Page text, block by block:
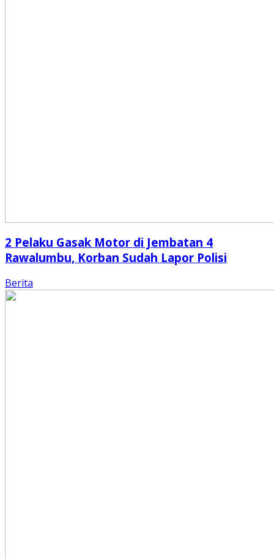
2 Pelaku Gasak Motor di Jembatan 4
Rawalumbu, Korban Sudah Lapor Polisi
Berita